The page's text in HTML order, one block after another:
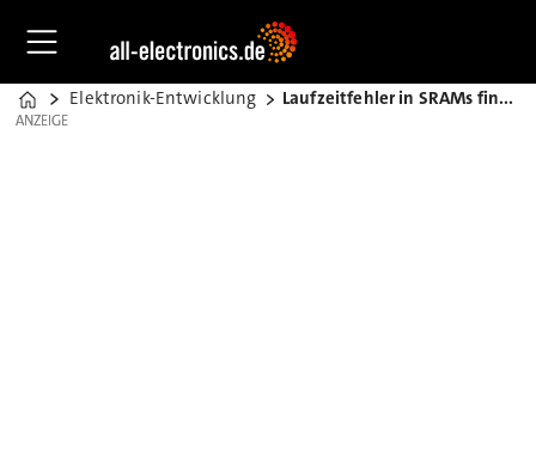
Home
Elektronik-Entwicklung Laufzeitfehler in SRAMs finden
ANZEIGE
ANZEIGE